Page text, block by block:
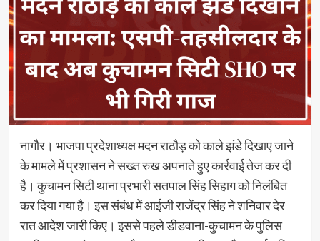
नागौर। भाजपा प्रदेशाध्यक्ष मदन राठौड़ को काले झंडे दिखाए जाने
के मामले में प्रशासन ने सख्त रुख अपनाते हुए कार्रवाई तेज कर दी
है। कुचामन सिटी थाना प्रभारी सतपाल सिंह सिहाग को निलंबित
कर दिया गया है। इस संबंध में आईजी राजेंद्र सिंह ने शनिवार देर
रात आदेश जारी किए। इससे पहले डीडवाना-कुचामन के पुलिस